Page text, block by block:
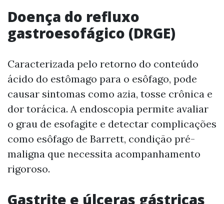
Doença do refluxo
gastroesofágico (DRGE)
Caracterizada pelo retorno do conteúdo
ácido do estômago para o esôfago, pode
causar sintomas como azia, tosse crônica e
dor torácica. A endoscopia permite avaliar
o grau de esofagite e detectar complicações
como esôfago de Barrett, condição pré-
maligna que necessita acompanhamento
rigoroso.
Gastrite e úlceras gástricas